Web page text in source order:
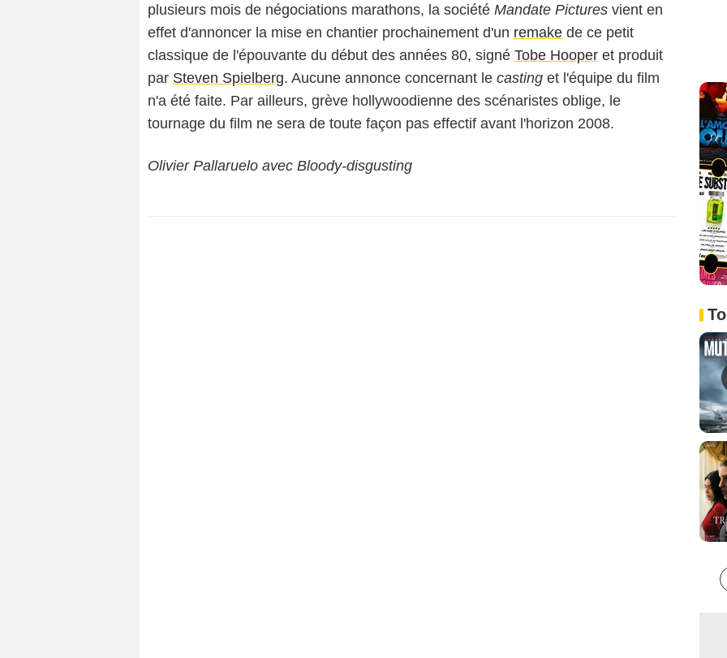
plusieurs mois de négociations marathons, la société Mandate Pictures vient en
effet d'annoncer la mise en chantier prochainement d'un remake de ce petit
classique de l'épouvante du début des années 80, signé Tobe Hooper et produit
par Steven Spielberg. Aucune annonce concernant le casting et l'équipe du film
n'a été faite. Par ailleurs, grève hollywoodienne des scénaristes oblige, le
tournage du film ne sera de toute façon pas effectif avant l'horizon 2008.
Olivier Pallaruelo avec Bloody-disgusting